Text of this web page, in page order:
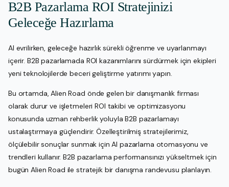
B2B Pazarlama ROI Stratejinizi
Geleceğe Hazırlama
AI evrilirken, geleceğe hazırlık sürekli öğrenme ve uyarlanmayı
içerir. B2B pazarlamada ROI kazanımlarını sürdürmek için ekipleri
yeni teknolojilerde beceri geliştirme yatırımı yapın.
Bu ortamda, Alien Road önde gelen bir danışmanlık firması
olarak durur ve işletmeleri ROI takibi ve optimizasyonu
konusunda uzman rehberlik yoluyla B2B pazarlamayı
ustalaştırmaya güçlendirir. Özelleştirilmiş stratejilerimiz,
ölçülebilir sonuçlar sunmak için AI pazarlama otomasyonu ve
trendleri kullanır. B2B pazarlama performansınızı yükseltmek için
bugün Alien Road ile stratejik bir danışma randevusu planlayın.